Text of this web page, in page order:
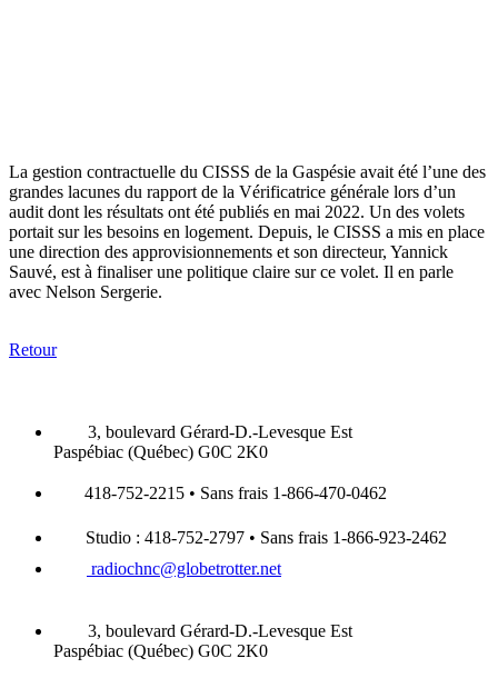
La gestion contractuelle du CISSS de la Gaspésie avait été l’une des
grandes lacunes du rapport de la Vérificatrice générale lors d’un
audit dont les résultats ont été publiés en mai 2022. Un des volets
portait sur les besoins en logement. Depuis, le CISSS a mis en place
une direction des approvisionnements et son directeur, Yannick
Sauvé, est à finaliser une politique claire sur ce volet. Il en parle
avec Nelson Sergerie.
Retour
3, boulevard Gérard-D.-Levesque Est
Paspébiac (Québec) G0C 2K0
418-752-2215 • Sans frais 1-866-470-0462
Studio : 418-752-2797 • Sans frais 1-866-923-2462
radiochnc@globetrotter.net
3, boulevard Gérard-D.-Levesque Est
Paspébiac (Québec) G0C 2K0